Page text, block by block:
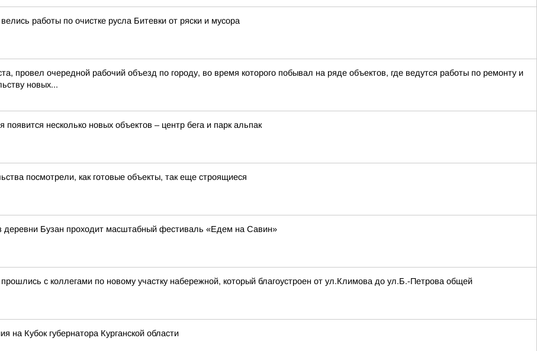
работы по очистке русла Битевки от ряски и мусора
провел очередной рабочий объезд по городу, во время которого побывал на ряде объектов, где ведутся работы по ремонту и
новых...
несколько новых объектов – центр бега и парк альпак
посмотрели, как готовые объекты, так еще строящиеся
деревни Бузан проходит масштабный фестиваль «Едем на Савин»
с коллегами по новому участку набережной, который благоустроен от ул.Климова до ул.Б.-Петрова общей
на Кубок губернатора Курганской области